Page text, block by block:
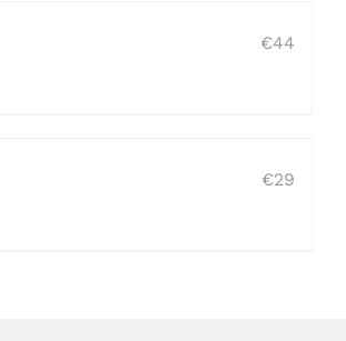
€44
€29